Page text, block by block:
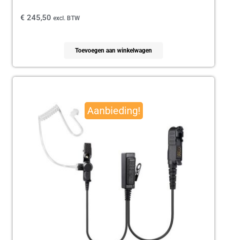
€ 245,50 excl. BTW
Toevoegen aan winkelwagen
Aanbieding!
was:
€ 35,87.
is:
€ 29,99.